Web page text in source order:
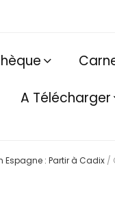
A Télécharger
Espagne : Partir à Cadix /